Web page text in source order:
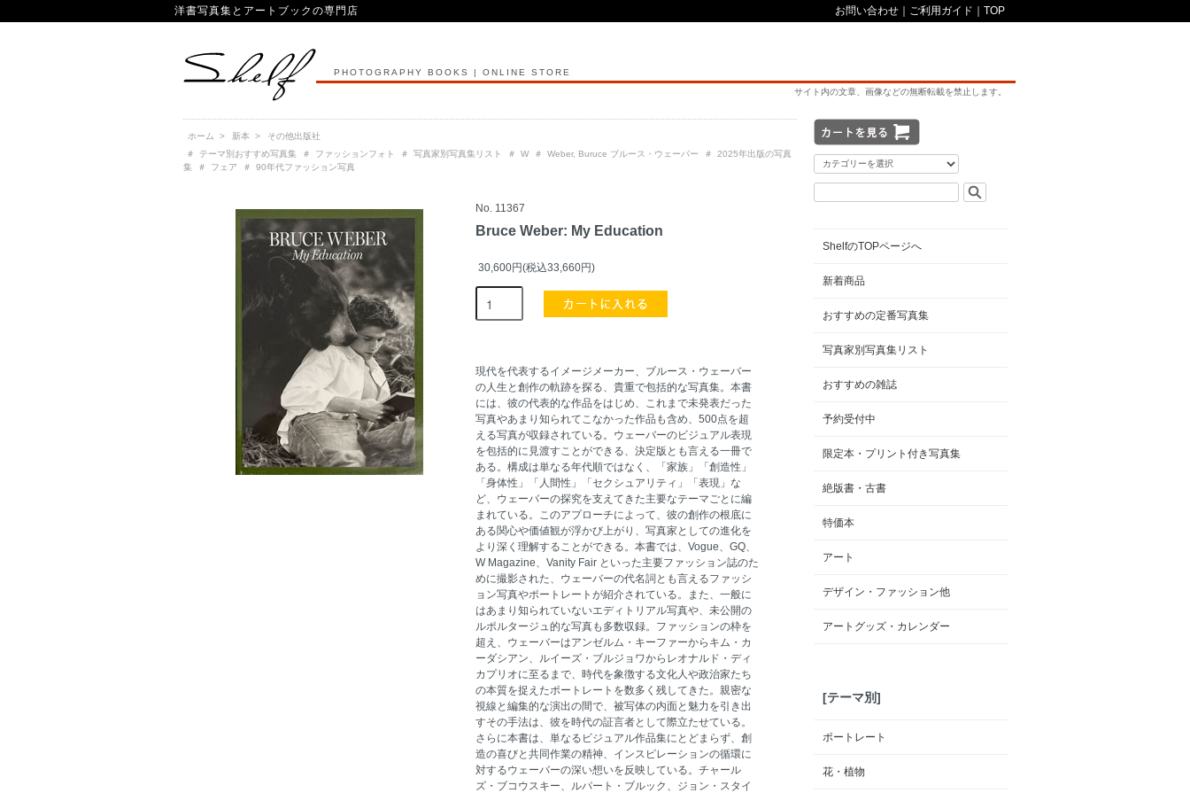
洋書写真集とアートブックの専門店 お問い合わせ ご利用ガイド TOP
PHOTOGRAPHY BOOKS | ONLINE STORE
サイト内の文章、画像などの無断転載を禁止します。
ホーム > 新本 >
その他出版社
＃
テーマ別おすすめ写真集 ＃ ファッションフォト ＃ 写真家別写真集リスト ＃ W＃ Weber, Buruce ブルース・ウェーバー ＃
2025年出版の写真
集 ＃ フェア ＃ 90年代ファッション写真
No. 11367
Bruce Weber: My Education
30,600円(税込33,660円)
現代を代表するイメージメーカー、ブルース・ウェーバー
の人生と創作の軌跡を探る、貴重で包括的な写真集。本書
には、彼の代表的な作品をはじめ、これまで未発表だった
写真やあまり知られてこなかった作品も含め、500点を超
える写真が収録されている。ウェーバーのビジュアル表現
を包括的に見渡すことができる、決定版とも言える一冊で
ある。構成は単なる年代順ではなく、「家族」「創造性」
「身体性」「人間性」「セクシュアリティ」「表現」な
ど、ウェーバーの探究を支えてきた主要なテーマごとに編
まれている。このアプローチによって、彼の創作の根底に
ある関心や価値観が浮かび上がり、写真家としての進化を
より深く理解することができる。本書では、Vogue、GQ、
W Magazine、Vanity Fair といった主要ファッション誌のた
めに撮影された、ウェーバーの代名詞とも言えるファッシ
ョン写真やポートレートが紹介されている。また、一般に
はあまり知られていないエディトリアル写真や、未公開の
ルポルタージュ的な写真も多数収録。ファッションの枠を
超え、ウェーバーはアンゼルム・キーファーからキム・カ
ーダシアン、ルイーズ・ブルジョワからレオナルド・ディ
カプリオに至るまで、時代を象徴する文化人や政治家たち
の本質を捉えたポートレートを数多く残してきた。親密な
視線と編集的な演出の間で、被写体の内面と魅力を引き出
すその手法は、彼を時代の証言者として際立たせている。
さらに本書は、単なるビジュアル作品集にとどまらず、創
造の喜びと共同作業の精神、インスピレーションの循環に
対するウェーバーの深い想いを反映している。チャール
ズ・ブコウスキー、ルパート・ブルック、ジョン・スタイ
ShelfのTOPページへ
新着商品
おすすめの定番写真集
写真家別写真集リスト
おすすめの雑誌
予約受付中
限定本・プリント付き写真集
絶版書・古書
特価本
アート
デザイン・ファッション他
アートグッズ・カレンダー
[テーマ別]
ポートレート
花・植物